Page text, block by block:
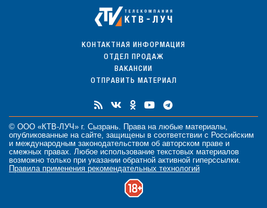
КОНТАКТНАЯ ИНФОРМАЦИЯ
ОТДЕЛ ПРОДАЖ
ВАКАНСИИ
ОТПРАВИТЬ МАТЕРИАЛ
© ООО «КТВ-ЛУЧ» г. Сызрань. Права на любые материалы
опубликованные на сайте, защищены в соответствии с Российским
и международным законодательством об авторском праве и
смежных правах. Любое использование текстовых материалов
возможно только при указании обратной активной гиперссылки.
Правила применения рекомендательных технологий